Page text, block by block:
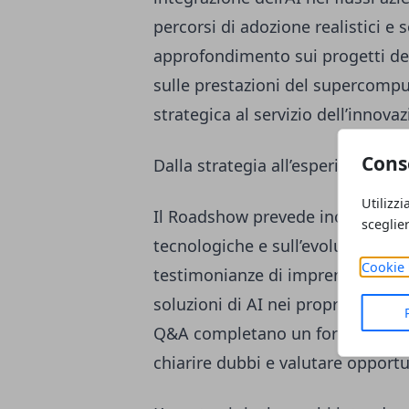
Cookie
percorsi di adozione realistici e
approfondimento sui progetti
sulle prestazioni del
strategica al servizio
Dalla strategia all’esperienza
Il Roadshow prevede inoltre
tecnologiche e sull’evoluzione
testimonianze di imprenditori
soluzioni di AI nei propri
Q&A completano un format
chiarire dubbi e valutare